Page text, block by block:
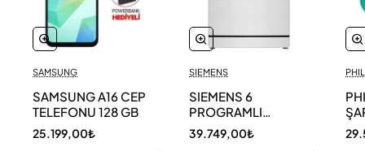
SAMSUNG
SAMSUNG A16 CEP
TELEFONU 128 GB
25.199,00₺
SIEMENS
SIEMENS 6
PROGRAMLI
BULAŞIK MAKİNESİ
SN216W00DT
39.749,00₺
11